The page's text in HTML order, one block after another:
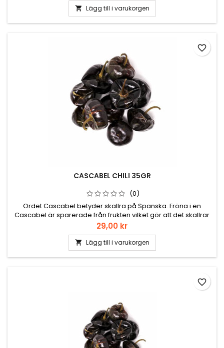
 Lägg till i varukorgen
CASCABEL CHILI 35GR
(0)
Ordet Cascabel betyder skallra på Spanska. Fröna i en
Cascabel är sparerade från frukten vilket gör att det skallrar
när man skakar på den. Cascabel är en rund chili. Lite träiga
smaker med med en hint tobak och nötter. Lite som en
gammal röd Bordeaux. Salsor, soppor, grytor eller va fan
som helst.
Pris
29,00 kr
 Lägg till i varukorgen
favorite_border
favorite_border